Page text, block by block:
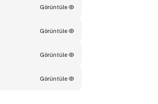
Görüntüle
Görüntüle
Görüntüle
Görüntüle